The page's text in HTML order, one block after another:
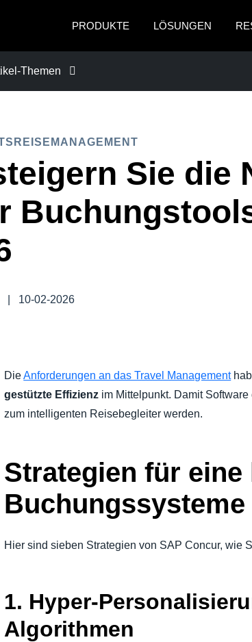
PRODUKTE
LÖSUNGEN
Themen
FÜRSORGEPFLICHT BEI GESCHÄFTSREISEN
GESCHÄFTSKONTINUITÄT
UNTERNEHMENSNACHRICHTEN
Sie die
10-02-2026
DieAnforderungen an das Travel Management
gestützte Effizienz im Mittelpunkt. Damit
zum intelligenten Reisebegleiter werden.
Strategien für
Buchungssysteme
Hier sind sieben Strategien von SAP Concur, wie
1. Hyper-
Algorithmen